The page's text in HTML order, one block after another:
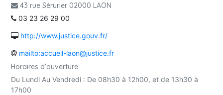
43 rue Sérurier 02000 LAON
03 23 26 29 00
http://www.justice.gouv.fr/
mailto:accueil-laon@justice.fr
Horaires d'ouverture
Du Lundi Au Vendredi : De 08h30 à 12h00, et de 13h30 à
17h00